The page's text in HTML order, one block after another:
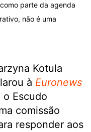
parte da agenda
não é uma
Kotula
à Euronews
o Escudo
comissão
responder aos